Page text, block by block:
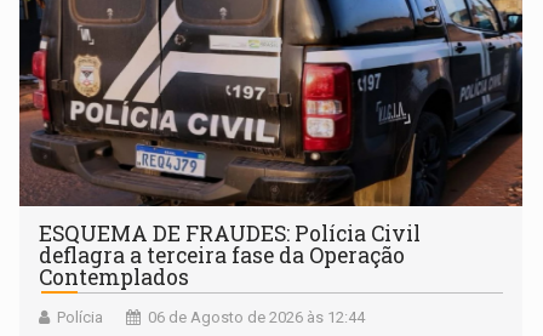
ESQUEMA DE FRAUDES: Polícia Civil
deflagra a terceira fase da Operação
Contemplados
Polícia 06 de Agosto de 2026 às 12:44